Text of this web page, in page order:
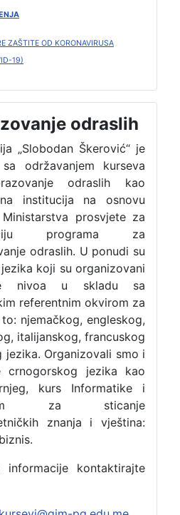
Šekspir
ZAŠTITE OD KORONAVIRUSA
19)
odraslih
„Slobodan Škerović“ je
održavanjem kurseva
odraslih kao
institucija na osnovu
prosvjete za
programa za
odraslih. U ponudi su
koji su organizovani
nivoa u skladu sa
referentnim okvirom za
njemačkog, engleskog,
italijanskog, francuskog
jezika. Organizovali smo i
crnogorskog jezika kao
kurs Informatike i
za sticanje
znanja i vještina:
informacije kontaktirajte